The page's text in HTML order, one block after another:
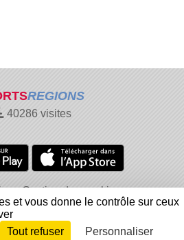
REGIONS
40286visites
Gestion des cookies
Signaler un contenu inapproprié
Connexion
et vous donne le contrôle sur ceux
Tout refuser Personnaliser